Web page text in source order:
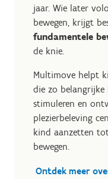
jaar. Wie later
bewegen, krijgt
fundamentele
de knie.
Multimove helpt
die zo belangrijke
stimuleren en
plezierbeleving
kind aanzetten
bewegen.
Ontdek meer